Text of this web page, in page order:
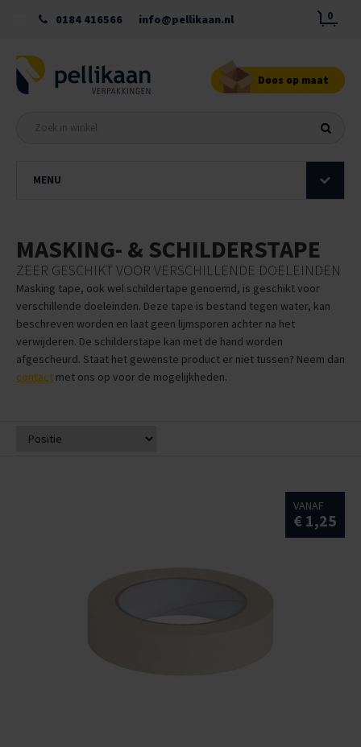
0184 416566 info@pellikaan.nl 0
Doos op maat
MENU
MASKING- & SCHILDERSTAPE
ZEER GESCHIKT VOOR VERSCHILLENDE DOELEINDEN
Masking tape, ook wel schildertape genoemd, is geschikt voor
verschillende doeleinden. Deze tape is bestand tegen water, kan
beschreven worden en laat geen lijmsporen achter na het
verwijderen. De schilderstape kan met de hand worden
afgescheurd. Staat het gewenste product er niet tussen? Neem dan
contact met ons op voor de mogelijkheden.
VANAF
€ 1,25